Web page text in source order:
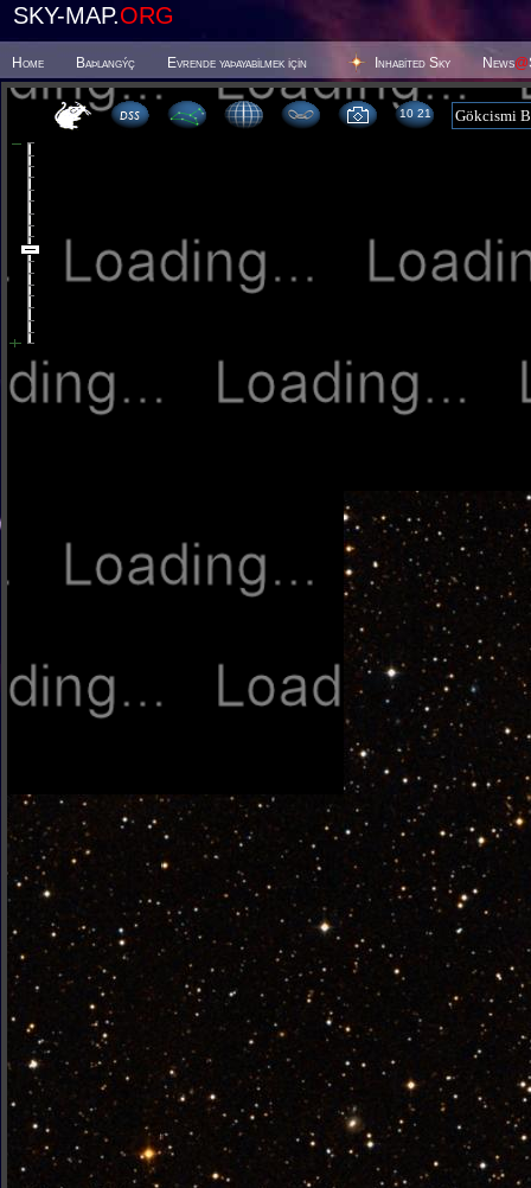
SKY-MAP.ORG
Home Baþlangýç Evrende yaþayabilmek için Inhabited Sky News@
10:21